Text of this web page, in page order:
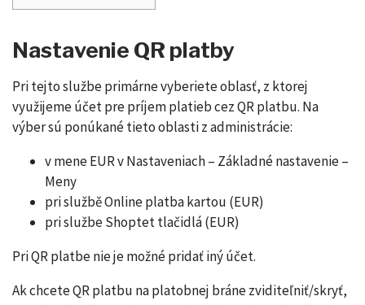
Nastavenie QR platby
Pri tejto službe primárne vyberiete oblasť, z ktorej
využijeme účet pre príjem platieb cez QR platbu. Na
výber sú ponúkané tieto oblasti z administrácie:
v mene EUR v Nastaveniach – Základné nastavenie –
Meny
pri službě Online platba kartou (EUR)
pri službe Shoptet tlačidlá (EUR)
Pri QR platbe nie je možné pridať iný účet.
Ak chcete QR platbu na platobnej bráne zviditeľniť/skryť,